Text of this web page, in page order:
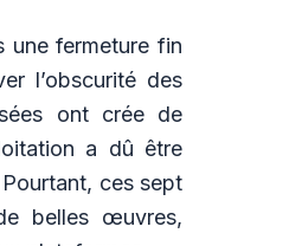
une fermeture fin
l’obscurité des
ont crée de
a dû être
ces sept
belles œuvres,